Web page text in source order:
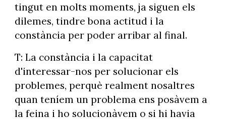
tingut en molts moments, ja siguen els
dilemes, tindre bona actitud i la
constància per poder arribar al final.
T: La constància i la capacitat
d'interessar-nos per solucionar els
problemes, perquè realment nosaltres
quan teníem un problema ens posàvem a
la feina i ho solucionàvem o si hi havia